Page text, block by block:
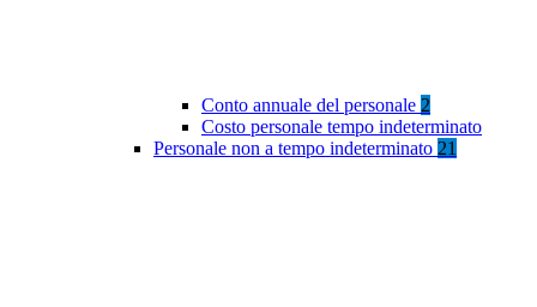
Conto annuale del personale 2
Costo personale tempo indeterminato
Personale non a tempo indeterminato 21